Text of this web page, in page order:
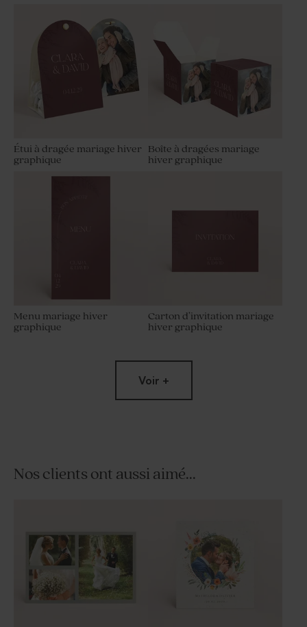
Étui à dragée mariage hiver
graphique
Boîte à dragées mariage
hiver graphique
Menu mariage hiver
graphique
Carton d’invitation mariage
hiver graphique
Voir +
Nos clients ont aussi aimé...